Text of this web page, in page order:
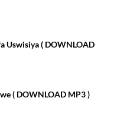
Uswisiya ( DOWNLOAD
( DOWNLOAD MP3 )